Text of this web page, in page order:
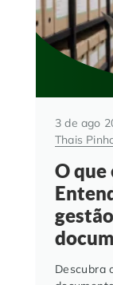
3 de ago
Thais
O
Descubra